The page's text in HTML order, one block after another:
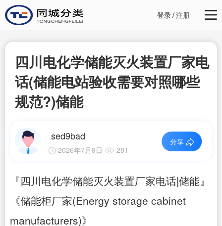
登录/注册
四川电化学储能灭火装置厂家电
话(储能电站验收需要对照哪些
规范?)储能
sed9bad
2026年7月9日 281
分享
『四川电化学储能灭火装置厂家电话|储能』
《储能柜厂家(Energy storage cabinet
manufacturers)》